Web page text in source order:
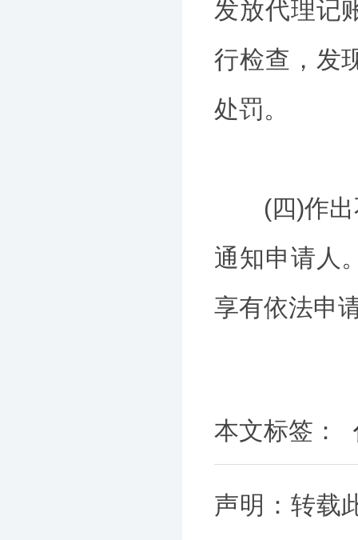
发放代理记
行检查，发
处罚。
(四)作出不
通知申请人
享有依法申
本文标签：
声明：转载